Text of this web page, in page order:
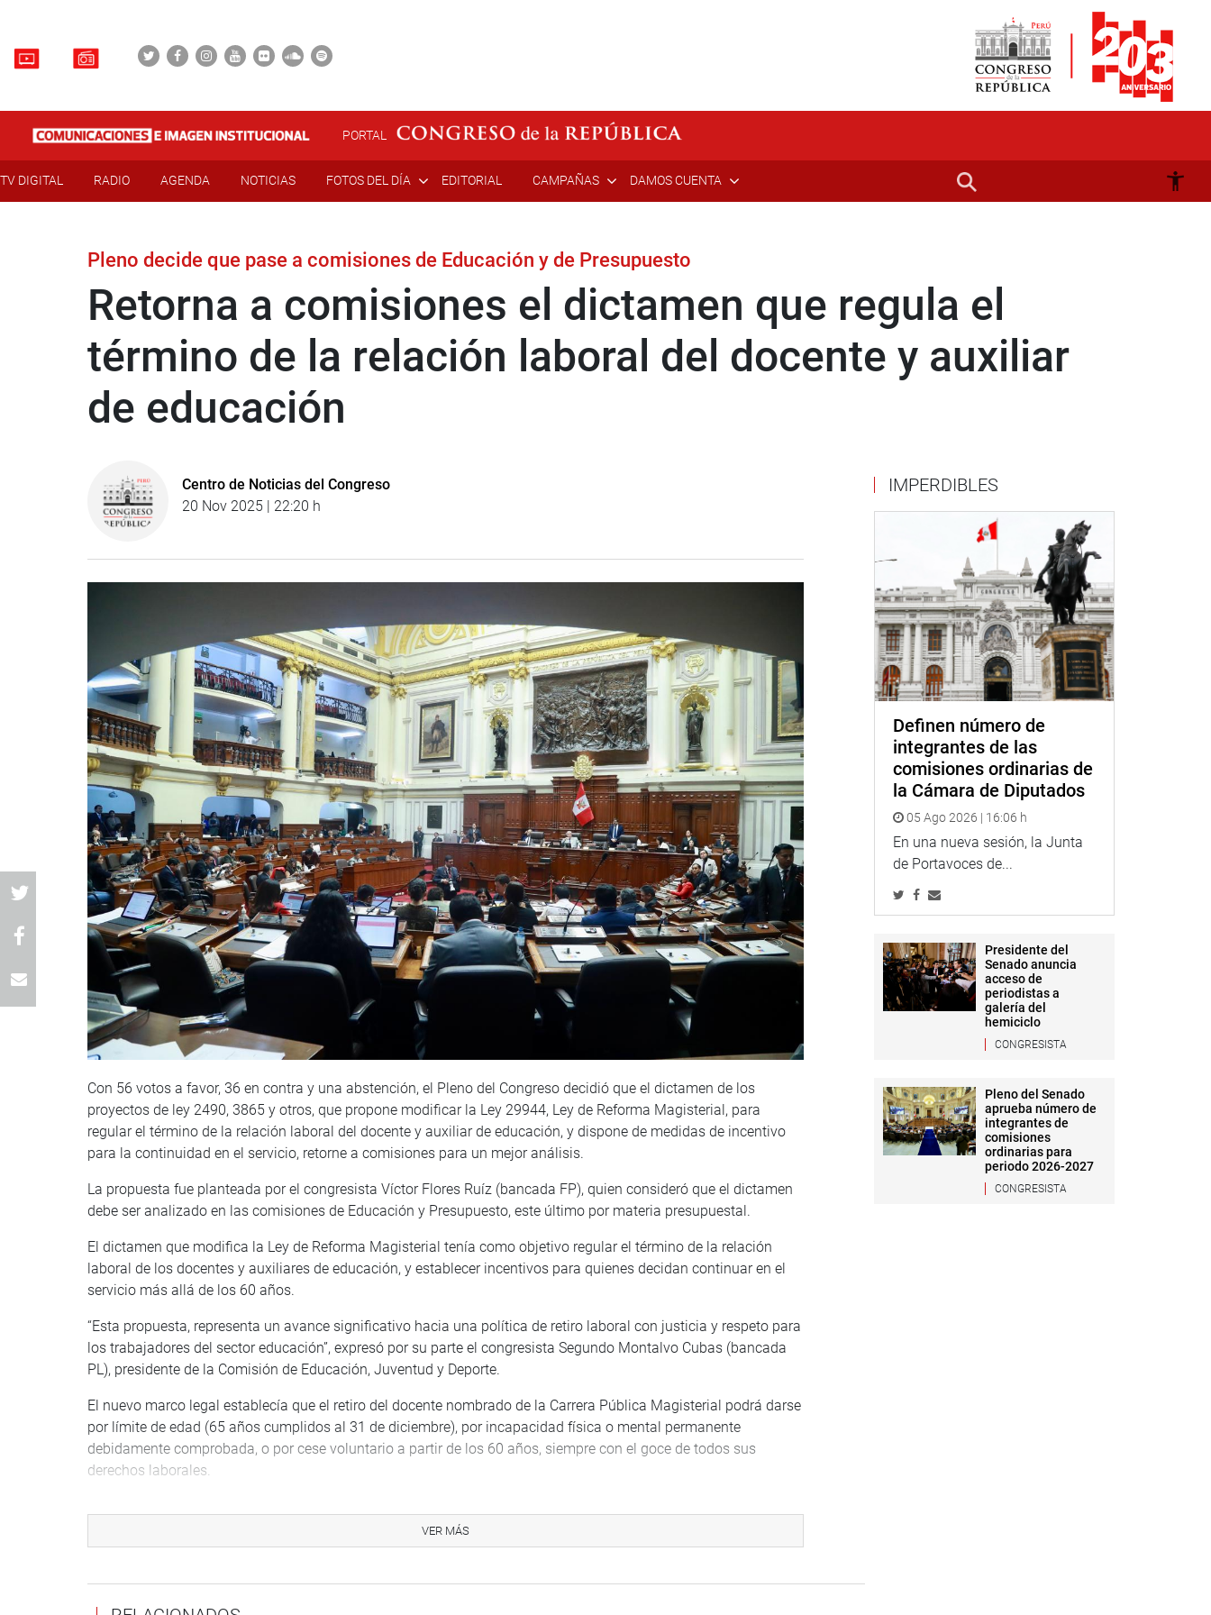
PORTAL
TV DIGITAL RADIO AGENDA NOTICIAS FOTOS DEL DÍA EDITORIAL CAMPAÑAS DAMOS CUENTA
Pleno decide que pase a comisiones de Educación y de Presupuesto
Retorna a comisiones el dictamen que regula el
término de la relación laboral del docente y auxiliar
de educación
Centro de Noticias del Congreso
20 Nov 2025 | 22:20 h
Con 56 votos a favor, 36 en contra y una abstención, el Pleno del Congreso decidió que el dictamen de los
proyectos de ley 2490, 3865 y otros, que propone modificar la Ley 29944, Ley de Reforma Magisterial, para
regular el término de la relación laboral del docente y auxiliar de educación, y dispone de medidas de incentivo
para la continuidad en el servicio, retorne a comisiones para un mejor análisis.
La propuesta fue planteada por el congresista Víctor Flores Ruíz (bancada FP), quien consideró que el dictamen
debe ser analizado en las comisiones de Educación y Presupuesto, este último por materia presupuestal.
El dictamen que modifica la Ley de Reforma Magisterial tenía como objetivo regular el término de la relación
laboral de los docentes y auxiliares de educación, y establecer incentivos para quienes decidan continuar en el
servicio más allá de los 60 años.
“Esta propuesta, representa un avance significativo hacia una política de retiro laboral con justicia y respeto para
los trabajadores del sector educación”, expresó por su parte el congresista Segundo Montalvo Cubas (bancada
PL), presidente de la Comisión de Educación, Juventud y Deporte.
El nuevo marco legal establecía que el retiro del docente nombrado de la Carrera Pública Magisterial podrá darse
por límite de edad (65 años cumplidos al 31 de diciembre), por incapacidad física o mental permanente
debidamente comprobada, o por cese voluntario a partir de los 60 años, siempre con el goce de todos sus
derechos laborales.
término de la relación laboral se da por renuncia, destitución, incapacidad permanente, fallecimiento, cese
voluntario desde los 60 hasta los 69 años, o límite de edad al cumplir 70 años.
Con el propósito de retener la experiencia pedagógica acumulada de los docentes mayores de 60 años, el
dictamen disponía la creación de un programa de incentivos que comprende una bonificación de un 20 % sobre
VER MÁS
IMPERDIBLES
Definen número de
integrantes de las
comisiones ordinarias de
la Cámara de Diputados
05 Ago 2026 | 16:06 h
En una nueva sesión, la Junta
de Portavoces de...
Presidente del
Senado anuncia
acceso de
periodistas a
galería del
hemiciclo
CONGRESISTA
Pleno del Senado
aprueba número de
integrantes de
comisiones
ordinarias para
periodo 2026-2027
CONGRESISTA